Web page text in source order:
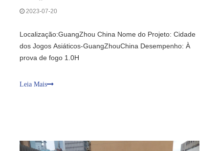
2023-07-20
Localização:GuangZhou China Nome do Projeto: Cidade
dos Jogos Asiáticos-GuangZhouChina Desempenho: À
prova de fogo 1.0H
Leia Mais